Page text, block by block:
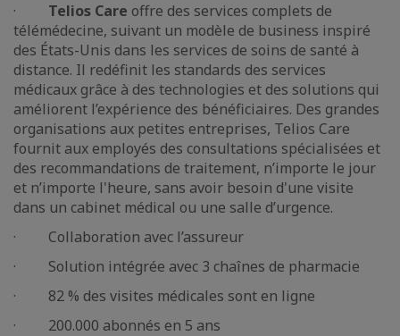
· Telios Care offre des services complets de
télémédecine, suivant un modèle de business inspiré
des États-Unis dans les services de soins de santé à
distance. Il redéfinit les standards des services
médicaux grâce à des technologies et des solutions qui
améliorent l’expérience des bénéficiaires. Des grandes
organisations aux petites entreprises, Telios Care
fournit aux employés des consultations spécialisées et
des recommandations de traitement, n’importe le jour
et n’importe l'heure, sans avoir besoin d'une visite
dans un cabinet médical ou une salle d’urgence.
· Collaboration avec l’assureur
· Solution intégrée avec 3 chaînes de pharmacie
· 82 % des visites médicales sont en ligne
· 200.000 abonnés en 5 ans